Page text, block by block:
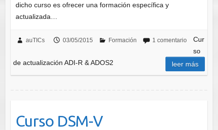
dicho curso es ofrecer una formación específica y
actualizada…
auTICs 03/05/2015 Formación 1 comentario
Cur
so
de actualización ADI-R & ADOS2
leer más
Curso DSM-V